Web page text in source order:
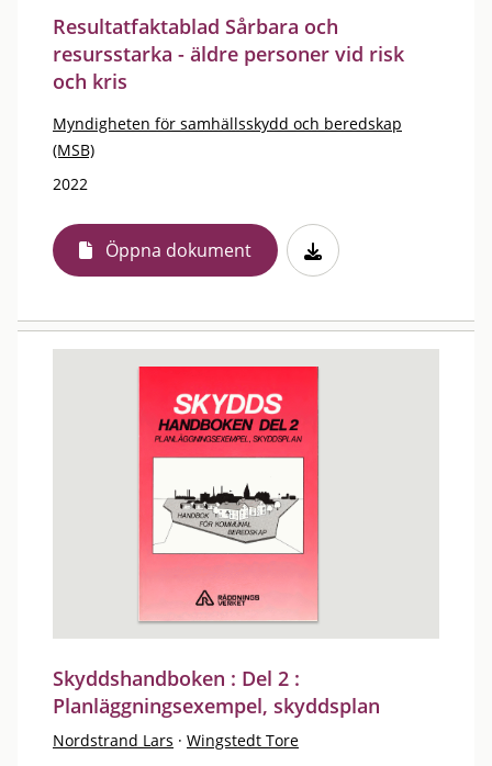
Resultatfaktablad Sårbara och
resursstarka - äldre personer vid risk
och kris
Myndigheten för samhällsskydd och beredskap
(MSB)
2022
Öppna dokument
Skyddshandboken : Del 2 :
Planläggningsexempel, skyddsplan
Nordstrand Lars · Wingstedt Tore